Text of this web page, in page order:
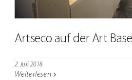
Artseco auf der Art
2. Juli 2018
Weiterlesen